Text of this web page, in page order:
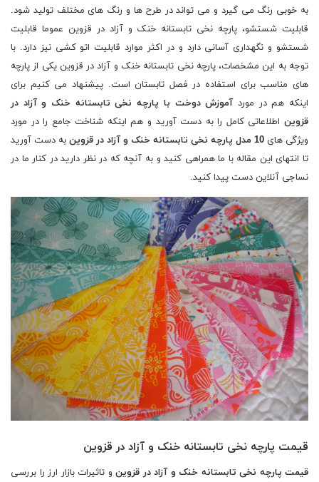
به خوبی رنگ می گیرد و می تواند در طرح ها و رنگ های مختلف تولید شود.
قابلیت شستشو، پارچه نخی تابستانه خنک و آزاد در قزوین عموما قابلیت
شستشو و نگهداری آسانی دارد و در اکثر موارد قابلیت اتو کشی نیز دارد. با
توجه به این مشخصات، پارچه نخی تابستانه خنک و آزاد در قزوین یکی از پارچه
های مناسب برای استفاده در فصل تابستان است. پیشنهاد می کنیم برای
اینکه هم در موردآموزش دوخت با پارچه نخی تابستانه خنک و آزاد در
قزوین اطلاعاتی کامل را به دست آورید و هم اینکه شناخت جامع را در مورد
ویژگی های 10 مدل پارچه نخی تابستانه خنک و آزاد در قزوین
به دست آورید
تا انتهای این مقاله با ما همراهی کنید و به آنچه که در نظر دارید در کنار ما در
نساجی آنلاین دست پیدا کنید.
قیمت پارچه نخی تابستانه خنک و آزاد در قزوین
قیمت پارچه نخی تابستانه خنک و آزاد در قزوین و تاثیرات بازار ارز را بررسی